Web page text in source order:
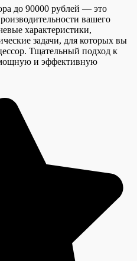
до 90000 рублей — это
вашего
характеристики,
задачи, для которых вы
Тщательный подход к
и эффективную